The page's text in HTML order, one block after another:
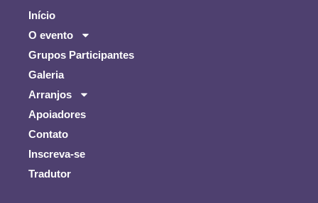
Início
O evento
Grupos Participantes
Galeria
Arranjos
Apoiadores
Contato
Inscreva-se
Tradutor